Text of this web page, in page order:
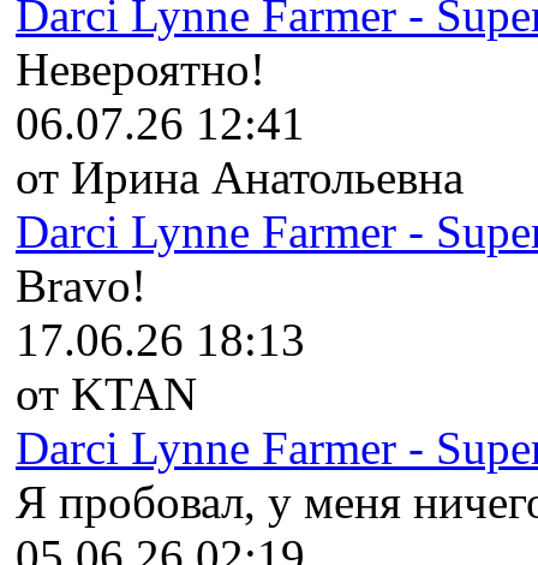
Darci Lynne Farmer -
Невероятно!
06.07.26 12:41
от Ирина Анатольевна
Darci Lynne Farmer -
Bravo!
17.06.26 18:13
от KTAN
Darci Lynne Farmer -
Я пробовал, у меня